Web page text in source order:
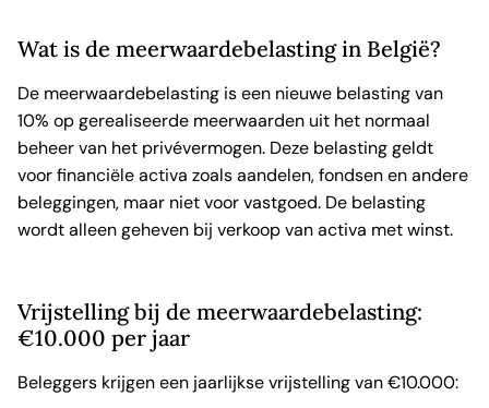
Wat is de meerwaardebelasting in België?
De meerwaardebelasting is een nieuwe belasting van
10% op gerealiseerde meerwaarden uit het normaal
beheer van het privévermogen. Deze belasting geldt
voor financiële activa zoals aandelen, fondsen en andere
beleggingen, maar niet voor vastgoed. De belasting
wordt alleen geheven bij verkoop van activa met winst.
Vrijstelling bij de meerwaardebelasting:
€10.000 per jaar
Beleggers krijgen een jaarlijkse vrijstelling van €10.000: